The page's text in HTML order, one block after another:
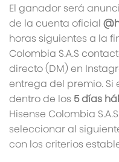
El ganador será
de la cuenta oficial
horas siguientes a la
Colombia S.A.S
directo (DM) en
entrega del premio.
dentro de los 5 días
Hisense Colombia
seleccionar al
con los criterios